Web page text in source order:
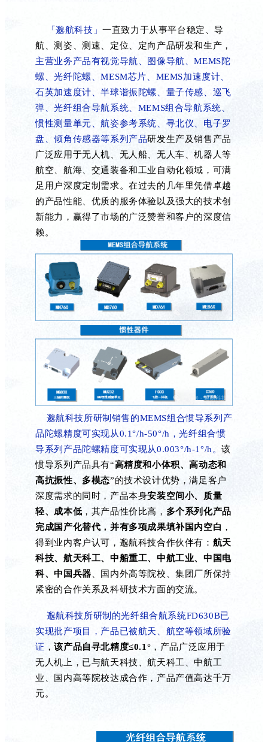
「邈航科技」一直致力于从事平台稳定、导
航、测姿、测速、定位、定向产品研发和生产，
主营业务产品有视觉导航、图像导航、MEMS陀
螺、光纤陀螺、MESM芯片、MEMS加速度计、
石英加速度计、半球谐振陀螺、量子传感、巡飞
弹、光纤组合导航系统、MEMS组合导航系统、
惯性测量单元、航姿参考系统、寻北仪、电子罗
盘、倾角传感器等系列产品研发生产及销售产品
广泛应用于无人机、无人船、无人车、机器人等
航空、航海、交通装备和工业自动化领域，可满
足用户深度定制需求。在过去的几年里凭借卓越
的产品性能、优质的服务体验以及强大的技术创
新能力，赢得了市场的广泛赞誉和客户的深度信
赖。
邈航科技所研制销售 的MEMS组合惯导系列产
品陀螺精度可实现从0.1°/h-50°/h，光纤组合惯
导系列产品陀螺精度可实现从0.003°/h-1°/h。该
惯导系列产品具有“高精度和小体积、高动态和
高抗振性、多模态”的技术设计优势，满足客户
深度需求的同时，产品本身安装空间小、质量
轻、成本低 ，其产品性价比高， 多个系列化产品
完成国产化替代，并有多项成果填补国内空白 ，
得到业内客户认可 ，邈航科技合作伙伴有： 航天
科技、航天科工、中船重工、中航工业、中国电
科、中国兵器 、国内外高等院校、集团厂所保持
紧密的合作关系及科研技术方面的交流。
邈航科技所研制的光纤组合航系统FD630B已
实现批产项目，产品已被航天、航空等领域所验
证 ，该产品自寻北精度≤0.1 ° ，产品广泛应用于
无人机上，已与航天科技、航天科工、中航工
业、国内高等院校达成合作，产品产值高达千万
元。